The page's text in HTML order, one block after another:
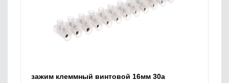
зажим клеммный винтовой 16мм 30а